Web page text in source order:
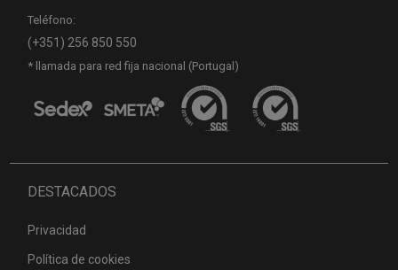
Teléfono:
(+351) 256 850 550
* llamada para red fija nacional (Portugal)
DESTACADOS
Privacidad
Política de cookies